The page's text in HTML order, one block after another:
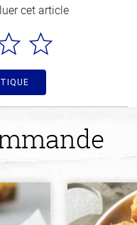
cet article